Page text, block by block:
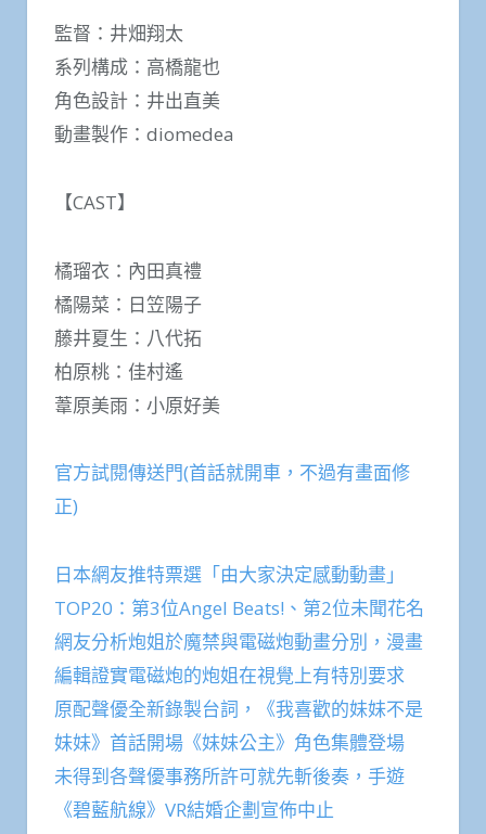
監督：井畑翔太
系列構成：高橋龍也
角色設計：井出直美
動畫製作：diomedea
【CAST】
橘瑠衣：內田真禮
橘陽菜：日笠陽子
藤井夏生：八代拓
柏原桃：佳村遙
葦原美雨：小原好美
官方試閱傳送門(首話就開車，不過有畫面修
正)
日本網友推特票選「由大家決定感動動畫」
TOP20：第3位Angel Beats!、第2位未聞花名
網友分析炮姐於魔禁與電磁炮動畫分別，漫畫
編輯證實電磁炮的炮姐在視覺上有特別要求
原配聲優全新錄製台詞，《我喜歡的妹妹不是
妹妹》首話開場《妹妹公主》角色集體登場
未得到各聲優事務所許可就先斬後奏，手遊
《碧藍航線》VR結婚企劃宣佈中止